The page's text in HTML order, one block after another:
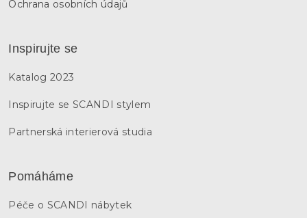
Ochrana osobních údajů
Inspirujte se
Katalog 2023
Inspirujte se SCANDI stylem
Partnerská interierová studia
Pomáháme
Péče o SCANDI nábytek